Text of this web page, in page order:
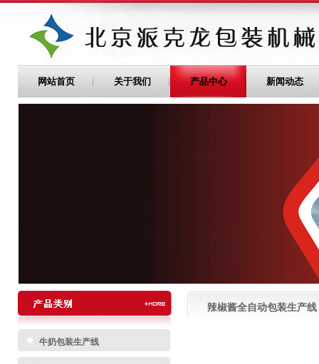
网站首页 关于我们 产品中心 新闻动态
牛奶包装生产线
辣椒酱全自动包装生产线